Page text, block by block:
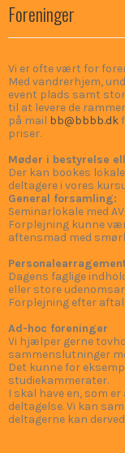
Foreninger
Vi er ofte vært for
Med vandrerhjem,
event plads samt
til at levere de
på mail bb@bbbb.dk
priser.
Møder i bestyrelse
Der kan bookes
deltagere i vores
General forsamling:
Seminarlokale med
Forplejning kunne
aftensmad med
Dagens faglige
eller store
Forplejning efter
Ad-hoc foreninger
Vi hjælper gerne
sammenslutninger
Det kunne for
studiekammerater.
I skal have en, som
deltagelse. Vi kan
deltagerne kan